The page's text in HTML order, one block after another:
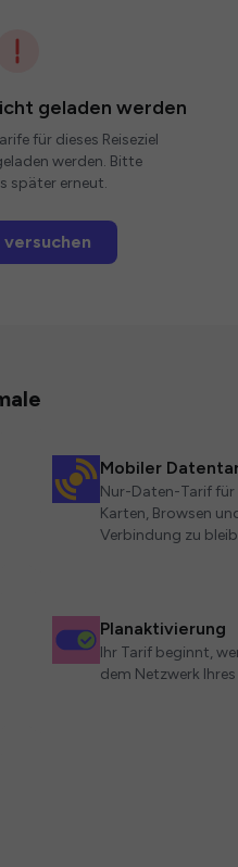
geladen werden
für dieses Reiseziel
werden. Bitte
später erneut.
Mobiler
Nur-Daten-Tarif für
Karten, Browsen
Verbindung zu
Planaktivierung
Ihr Tarif beginnt,
dem Netzwerk